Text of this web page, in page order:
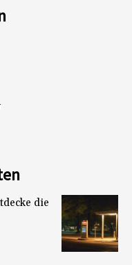
die